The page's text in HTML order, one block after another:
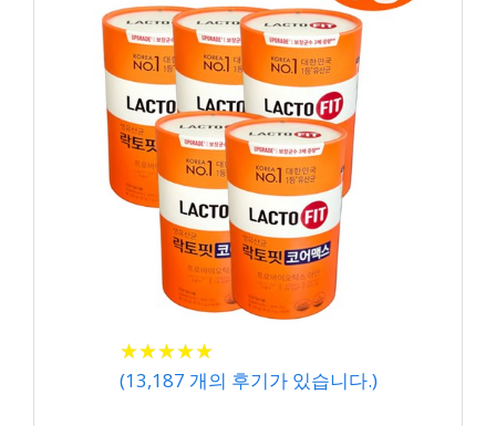
★★★★★
★★★★★
(13,187 개의 후기가 있습니다.)